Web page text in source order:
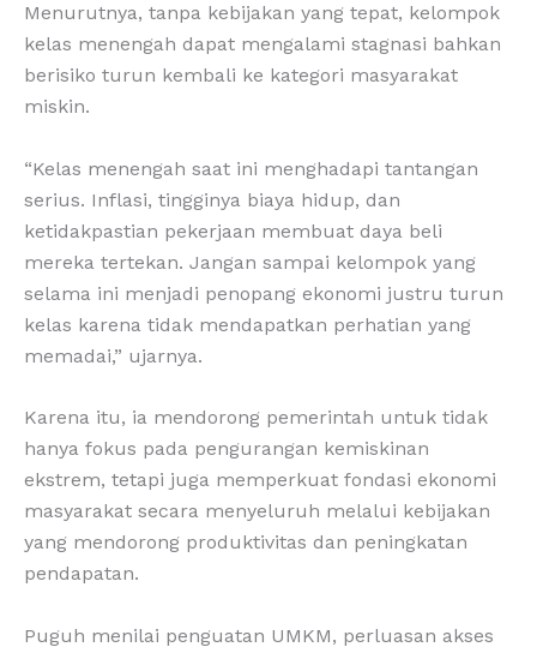
Menurutnya, tanpa kebijakan yang tepat, kelompok
kelas menengah dapat mengalami stagnasi bahkan
berisiko turun kembali ke kategori masyarakat
miskin.
“Kelas menengah saat ini menghadapi tantangan
serius. Inflasi, tingginya biaya hidup, dan
ketidakpastian pekerjaan membuat daya beli
mereka tertekan. Jangan sampai kelompok yang
selama ini menjadi penopang ekonomi justru turun
kelas karena tidak mendapatkan perhatian yang
memadai,” ujarnya.
Karena itu, ia mendorong pemerintah untuk tidak
hanya fokus pada pengurangan kemiskinan
ekstrem, tetapi juga memperkuat fondasi ekonomi
masyarakat secara menyeluruh melalui kebijakan
yang mendorong produktivitas dan peningkatan
pendapatan.
Puguh menilai penguatan UMKM, perluasan akses